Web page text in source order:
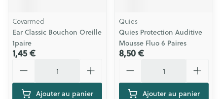
Covarmed
Ear Classic Bouchon Oreille
1paire
1,45 €
Ajouter au panier
Quies
Quies Protection Auditive
Mousse Fluo 6 Paires
8,50 €
Ajouter au panier